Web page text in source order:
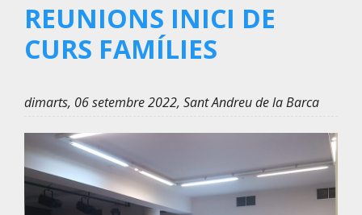
REUNIONS INICI DE
CURS FAMÍLIES
dimarts, 06 setembre 2022, Sant Andreu de la Barca